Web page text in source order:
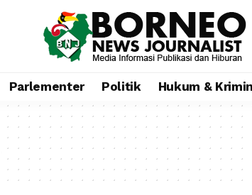
Parlementer Politik Hukum &